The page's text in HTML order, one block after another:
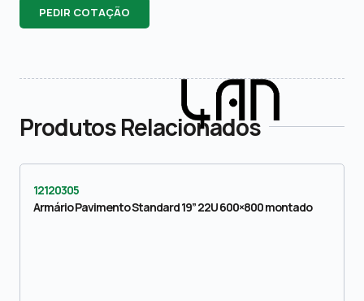
PEDIR COTAÇÃO
Produtos Relacionados
12120305
Armário Pavimento Standard 19” 22U 600×800 montado